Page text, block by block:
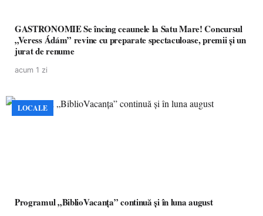
GASTRONOMIE Se încing ceaunele la Satu Mare! Concursul
„Veress Ádám” revine cu preparate spectaculoase, premii și un
jurat de renume
acum 1 zi
LOCALE
Programul „BiblioVacanța” continuă și în luna august